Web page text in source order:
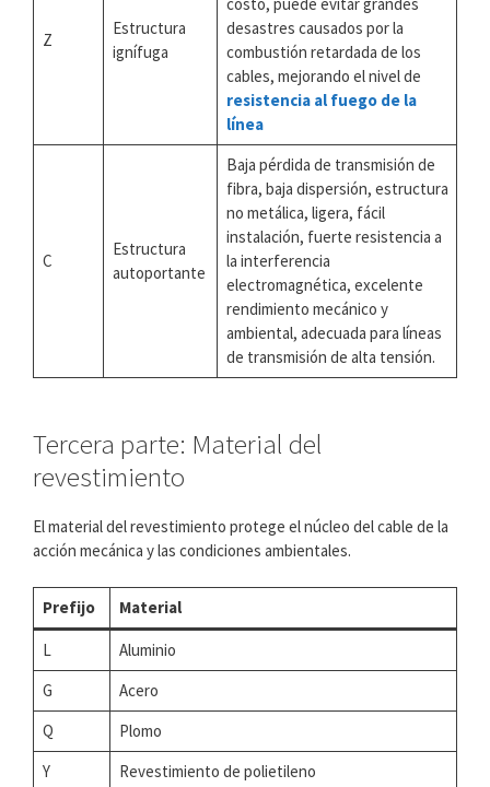
Z
Estructura
ignífuga
desastres causados por la
combustión retardada de los
cables, mejorando el nivel de
resistencia al fuego de la
línea
C
Estructura
autoportante
Baja pérdida de transmisión de
fibra, baja dispersión, estructura
no metálica, ligera, fácil
instalación, fuerte resistencia a
la interferencia
electromagnética, excelente
rendimiento mecánico y
ambiental, adecuada para líneas
de transmisión de alta tensión.
Tercera parte: Material del
revestimiento
El material del revestimiento protege el núcleo del cable de la
acción mecánica y las condiciones ambientales.
Prefijo Material
L
Aluminio
G
Acero
Q
Plomo
Y
Revestimiento de polietileno